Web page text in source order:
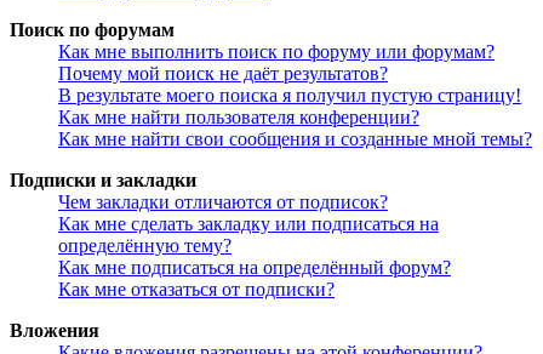
Поиск по форумам
Как мне выполнить поиск по форуму или форумам?
Почему мой поиск не даёт результатов?
В результате моего поиска я получил пустую страницу!
Как мне найти пользователя конференции?
Как мне найти свои сообщения и созданные мной темы?
Подписки и закладки
Чем закладки отличаются от подписок?
Как мне сделать закладку или подписаться на
определённую тему?
Как мне подписаться на определённый форум?
Как мне отказаться от подписки?
Вложения